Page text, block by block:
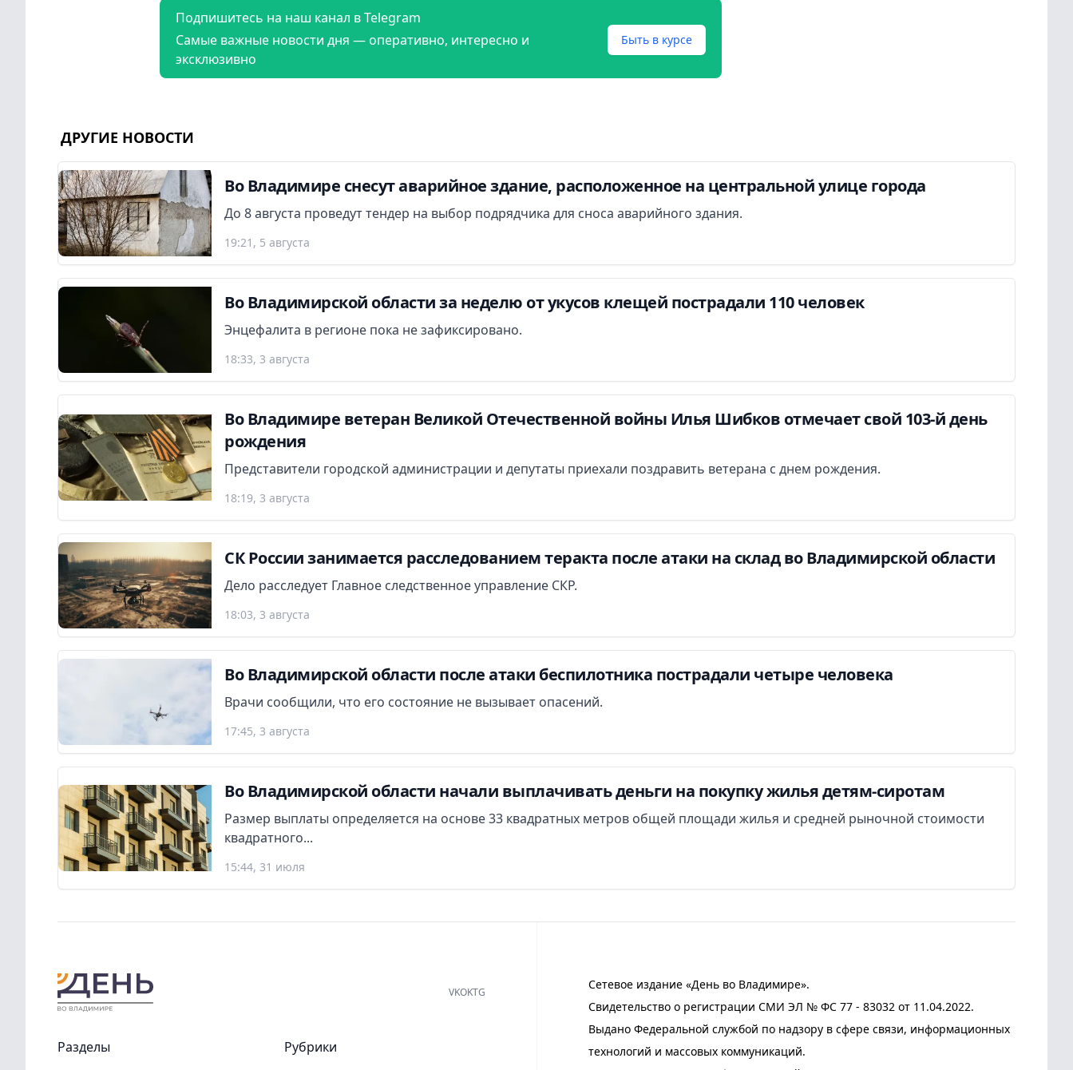
Подпишитесь на наш канал в Telegram
Самые важные новости дня — оперативно, интересно и
эксклюзивно
Быть в курсе
ДРУГИЕ НОВОСТИ
Во Владимире снесут аварийное здание, расположенное на центральной улице города
До 8 августа проведут тендер на выбор подрядчика для сноса аварийного здания.
19:21, 5 августа
Во Владимирской области за неделю от укусов клещей пострадали 110 человек
Энцефалита в регионе пока не зафиксировано.
18:33, 3 августа
Во Владимире ветеран Великой Отечественной войны Илья Шибков отмечает свой 103-й день
рождения
Представители городской администрации и депутаты приехали поздравить ветерана с днем рождения.
18:19, 3 августа
СК России занимается расследованием теракта после атаки на склад во Владимирской области
Дело расследует Главное следственное управление СКР.
18:03, 3 августа
Во Владимирской области после атаки беспилотника пострадали четыре человека
Врачи сообщили, что его состояние не вызывает опасений.
17:45, 3 августа
Во Владимирской области начали выплачивать деньги на покупку жилья детям-сиротам
Размер выплаты определяется на основе 33 квадратных метров общей площади жилья и средней рыночной стоимости
квадратного...
15:44, 31 июля
Сетевое издание «День во Владимире».
Свидетельство о регистрации СМИ ЭЛ № ФС 77 - 83032 от 11.04.2022.
Выдано Федеральной службой по надзору в сфере связи, информационных
технологий и массовых коммуникаций.
VKOKTG
Разделы Рубрики